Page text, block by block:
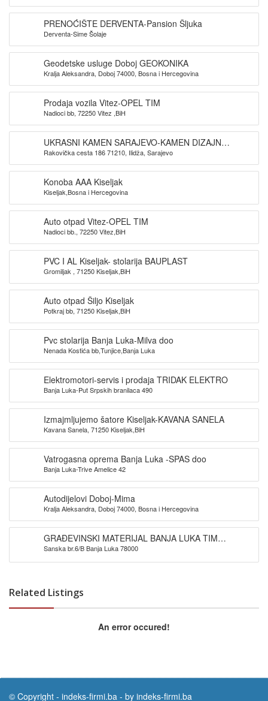
PRENOĆIŠTE DERVENTA-Pansion Šljuka
Derventa-Sime Šolaje
Geodetske usluge Doboj GEOKONIKA
Kralja Aleksandra, Doboj 74000, Bosna i Hercegovina
Prodaja vozila Vitez-OPEL TIM
Nadioci bb, 72250 Vitez ,BiH
UKRASNI KAMEN SARAJEVO-KAMEN DIZAJN
SARAJEVO
Rakovička cesta 186 71210, Ilidža, Sarajevo
Konoba AAA Kiseljak
Kiseljak,Bosna i Hercegovina
Auto otpad Vitez-OPEL TIM
Nadioci bb., 72250 Vitez,BiH
PVC I AL Kiseljak- stolarija BAUPLAST
Gromiljak , 71250 Kiseljak,BiH
Auto otpad Šiljo Kiseljak
Potkraj bb, 71250 Kiseljak,BiH
Pvc stolarija Banja Luka-Milva doo
Nenada Kostića bb,Tunjice,Banja Luka
Elektromotori-servis i prodaja TRIDAK ELEKTRO
Banja Luka-Put Srpskih branilaca 490
Izmajmljujemo šatore Kiseljak-KAVANA SANELA
Kavana Sanela, 71250 Kiseljak,BiH
Vatrogasna oprema Banja Luka -SPAS doo
Banja Luka-Trive Amelice 42
Autodijelovi Doboj-Mima
Kralja Aleksandra, Doboj 74000, Bosna i Hercegovina
GRAĐEVINSKI MATERIJAL BANJA LUKA TIM
PROMET DOO
Sanska br.6/B Banja Luka 78000
Related Listings
An error occured!
© Copyright - indeks-firmi.ba - by indeks-firmi.ba